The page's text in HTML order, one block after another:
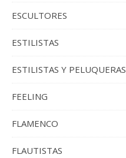
ESCULTORES
ESTILISTAS
ESTILISTAS Y PELUQUERAS
FEELING
FLAMENCO
FLAUTISTAS